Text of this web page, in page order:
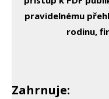
pravidelnému
rodinu,
Zahrnuje: